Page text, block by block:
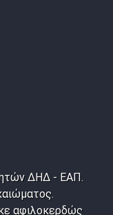
ΔΗΔ - ΕΑΠ.
αφιλοκερδώς